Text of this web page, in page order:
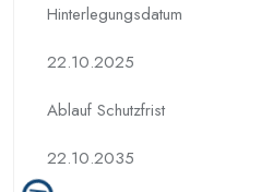
Hinterlegungs­datum
22.10.2025
Ablauf Schutzfrist
22.10.2035